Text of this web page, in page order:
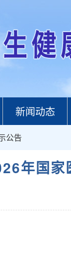
新闻动态
公告
年国家